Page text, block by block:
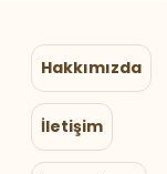
Hakkımızda
İletişim